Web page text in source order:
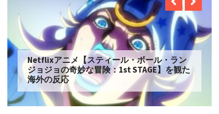
Netflixアニメ【スティール・ボール・ラン
ジョジョの奇妙な冒険：1st STAGE】を観た
海外の反応